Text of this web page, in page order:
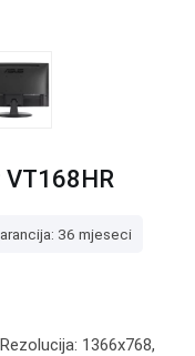
VT168HR
36 mjeseci
1366x768,